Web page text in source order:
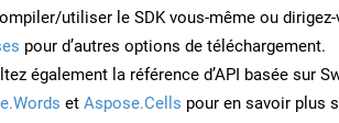
utiliser le SDK vous-même ou
pour d’autres options de téléchargement.
également la référence d’API basée sur
et Aspose.Cells pour en savoir plus